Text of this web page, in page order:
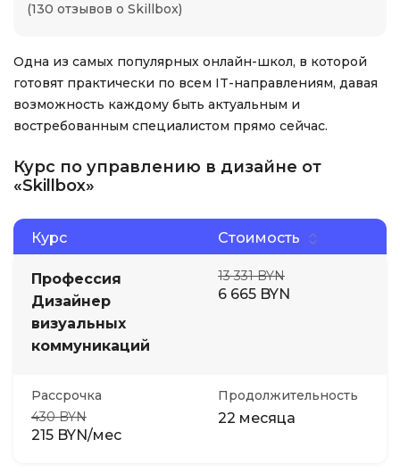
(130 отзывов о Skillbox)
Одна из самых популярных онлайн-школ, в которой
готовят практически по всем IT-направлениям, давая
возможность каждому быть актуальным и
востребованным специалистом прямо сейчас.
Курс по управлению в дизайне от
«Skillbox»
Курс Стоимость
Профессия
Дизайнер
визуальных
коммуникаций
13 331 BYN
6 665 BYN
Рассрочка
430 BYN
215 BYN/мес
Продолжительность
22 месяца